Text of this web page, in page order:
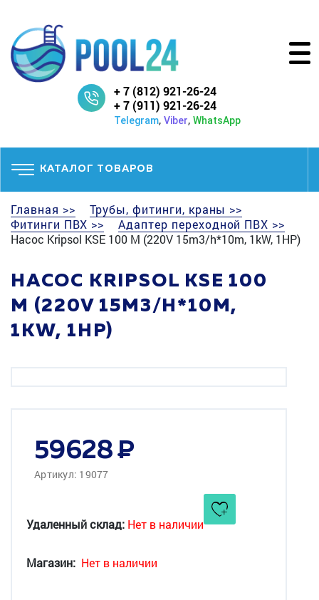
+ 7 (812) 921-26-24
+ 7 (911) 921-26-24
Telegram, Viber, WhatsApp
КАТАЛОГ ТОВАРОВ
Главная >>
Трубы, фитинги, краны >>
Фитинги ПВХ >>
Адаптер переходной ПВХ >>
Насос Kripsol KSE 100 M (220V 15m3/h*10m, 1kW, 1HP)
НАСОС KRIPSOL KSE 100
M (220V 15M3/H*10M,
1KW, 1HP)
59628
Артикул: 19077
Удаленный склад: Нет в наличии
Магазин: Нет в наличии